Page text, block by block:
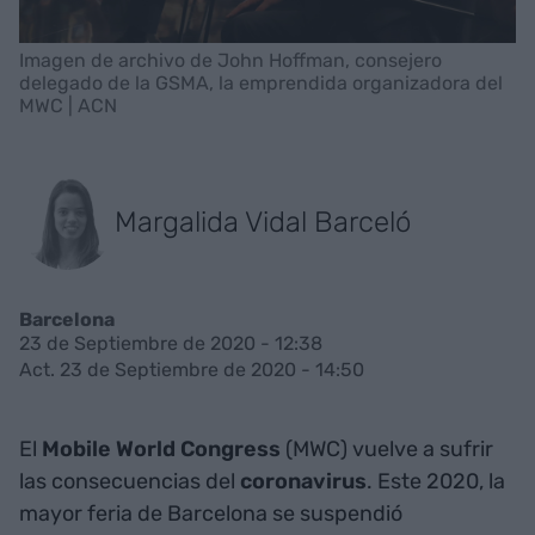
Imagen de archivo de John Hoffman, consejero
delegado de la GSMA, la emprendida organizadora del
MWC | ACN
Margalida Vidal Barceló
Barcelona
23 de Septiembre de 2020 - 12:38
Act. 23 de Septiembre de 2020 - 14:50
El Mobile World Congress (MWC) vuelve a sufrir
las consecuencias del coronavirus. Este 2020, la
mayor feria de Barcelona se suspendió